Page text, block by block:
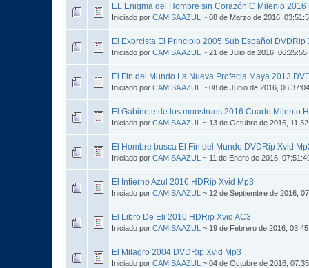
EL Enigma del Hombre sin Corazón C Milenio 2016
Iniciado por CAMISA AZUL ~ 08 de Marzo de 2016,
El Exorcista El Principio 2005 Sub Español DVDRip
Iniciado por CAMISA AZUL ~ 21 de Julio de 2016, 06:25:55
El Fin del Mundo.La Nueva Profecia Maya 2013
Iniciado por CAMISA AZUL ~ 08 de Junio de 2016,
El Gabinete de los monstruos 2016 Cuarto Milenio
Iniciado por CAMISA AZUL ~ 13 de Octubre de 2016,
El Hombre busca El Fin del Mundo DVDRip Xvid
Iniciado por CAMISA AZUL ~ 11 de Enero de 2016,
El Infierno Azul 2016 HDRip Xvid Mp3
Iniciado por CAMISA AZUL ~ 12 de Septiembre de 2016,
El Libro De Eli 2010 HDRip Xvid AC3
Iniciado por CAMISA AZUL ~ 19 de Febrero de 2016,
El Milagro 2004 DVDRip Xvid Mp3
Iniciado por CAMISA AZUL ~ 04 de Octubre de 2016,